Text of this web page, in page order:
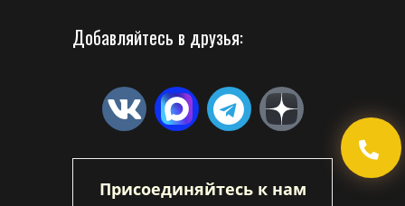
Добавляйтесь в друзья:
Присоединяйтесь к нам